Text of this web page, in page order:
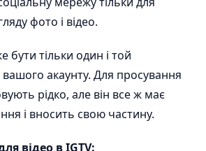
фото і відео.
бути тільки один і той
акаунту. Для просування
рідко, але він все ж має
і вносить свою частину.
відео в IGTV: